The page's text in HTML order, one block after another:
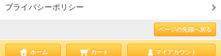
プライバシーポリシー
ページの先頭へ戻る
ホーム カート マイアカウント